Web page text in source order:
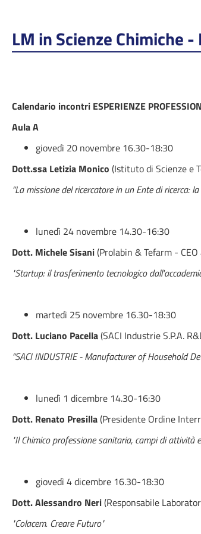
LM in Scienze Chimiche -
Calendario incontri ESPERIENZE
Aula A
giovedì 20 novembre 16.30-18:30
Dott.ssa Letizia Monico (Istituto di Scienze e
“La missione del ricercatore in un Ente di ricerca:
lunedì 24 novembre 14.30-16:30
Dott. Michele Sisani(Prolabin & Tefarm -
"Startup: il trasferimento tecnologico
martedì 25 novembre 16.30-18:30
Dott. Luciano Pacella(SACI Industrie S.P.A.
“SACI INDUSTRIE - Manufacturer of Household
lunedì 1 dicembre 14.30-16:30
Dott. Renato Presilla(Presidente Ordine
"Il Chimico professione sanitaria, campi di
giovedì 4 dicembre 16.30-18:30
Dott. Alessandro Neri(Responsabile
"Colacem. Creare Futuro"